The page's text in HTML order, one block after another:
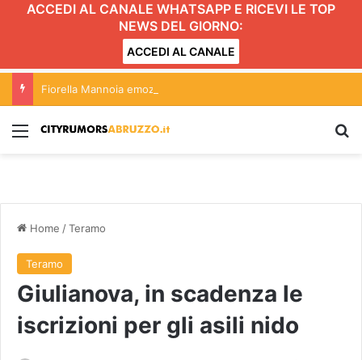
ACCEDI AL CANALE WHATSAPP E RICEVI LE TOP
NEWS DEL GIORNO:
ACCEDI AL CANALE
Menu
Home /Teramo
Teramo
Giulianova, in scadenza le
iscrizioni per gli asili nido